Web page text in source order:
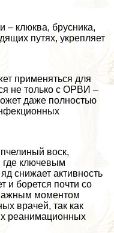
– клюква, брусника,
путях, укрепляет
применяться для
не только с ОРВИ –
даже полностью
воск,
где ключевым
снижает активность
и борется почти со
моментом
врачей, так как
реанимационных